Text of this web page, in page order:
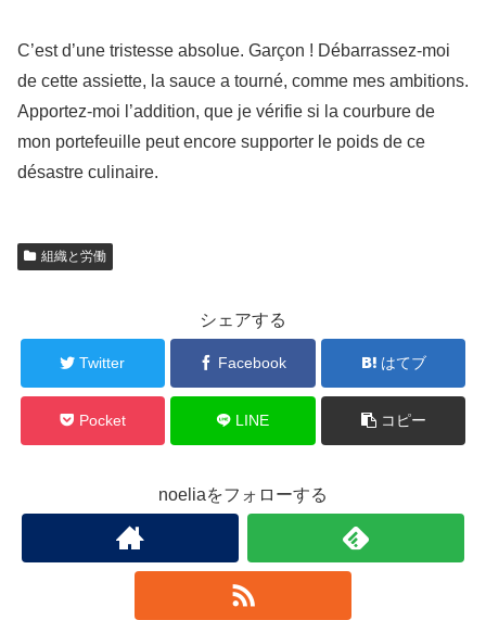
C’est d’une tristesse absolue. Garçon ! Débarrassez-moi
de cette assiette, la sauce a tourné, comme mes ambitions.
Apportez-moi l’addition, que je vérifie si la courbure de
mon portefeuille peut encore supporter le poids de ce
désastre culinaire.
組織と労働
シェアする
Twitter Facebook はてブ
Pocket LINE コピー
noeliaをフォローする